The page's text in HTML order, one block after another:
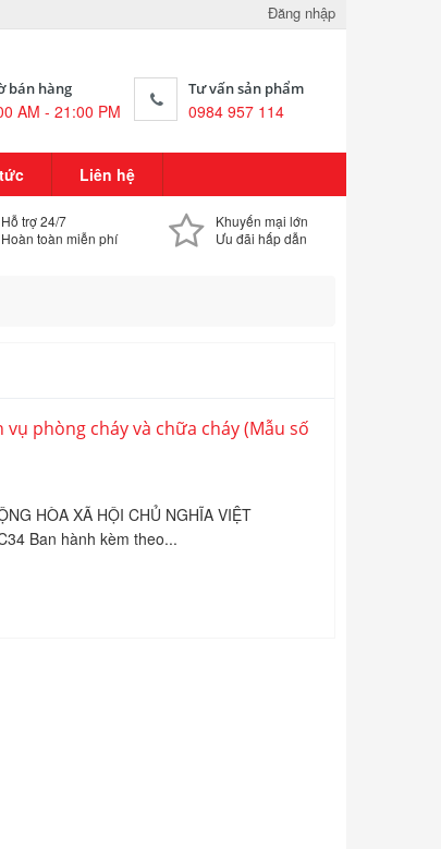
Đăng nhập
bán hàng
AM - 21:00 PM
Tư vấn sản phẩm
0984 957 114
Liên hệ
Hỗ trợ 24/7
Hoàn toàn miễn phí
Khuyến mại lớn
Ưu đãi hấp dẫn
phòng cháy và chữa cháy (Mẫu số
HÒA XÃ HỘI CHỦ NGHĨA VIỆT
Ban hành kèm theo...